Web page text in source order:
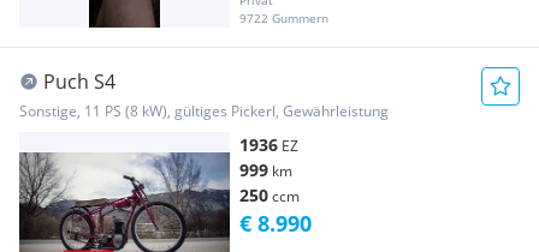
9722 Gummern
Puch S4
Sonstige, 11 PS (8 kW), gültiges Pickerl, Gewährleistung
1936 EZ
999 km
250ccm
€ 8.990